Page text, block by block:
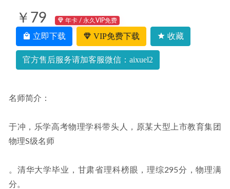
￥79 年卡 / 永久VIP免费
立即下载 VIP免费下载 收藏
官方售后服务请加客服微信：aixuel2
名师简介：
于冲，乐学高考物理学科带头人，原某大型上市教育集团
物理S级名师
。清华大学毕业，甘肃省理科榜眼，理综295分，物理满
分。
2023-03-30
高中数学网课教程2023赵礼显高三数学视频教程+讲义百度
云资源下载 2022-09-22